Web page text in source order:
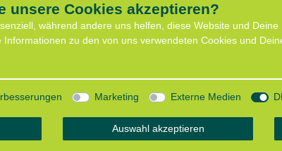
Shop
Widerrufs­recht
Daten­schutz­erklärung
AGB
unsere Cookies akzeptieren?
während andere uns helfen, diese Website und
zu den von uns verwendeten Cookies und
Marketing Externe Medien
Auswahl akzeptieren